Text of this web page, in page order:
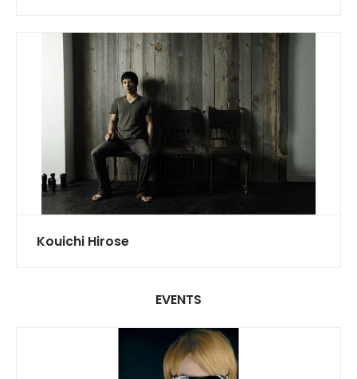
Kouichi Hirose
EVENTS